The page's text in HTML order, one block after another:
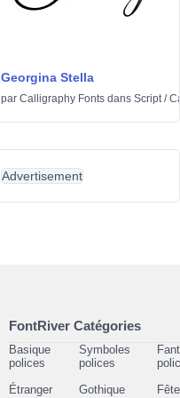
Georgina Stella
par Calligraphy Fonts dans Script/
Advertisement
FontRiver Catégories
Basique
polices
Symboles
polices
Étranger
Gothique